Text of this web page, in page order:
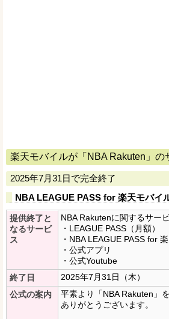
楽天モバイルが「NBA Rakuten」の
2025年7月31日で完全終了
NBA LEAGUE PASS for 楽天モバイ
提供終了と
なるサービ
ス
NBA Rakutenに関するサー
・LEAGUE PASS（月額）
・NBA LEAGUE PASS for
・公式アプリ
・公式Youtube
終了日
2025年7月31日（木）
公式の案内
平素より「NBA Rakuten」
ありがとうございます。